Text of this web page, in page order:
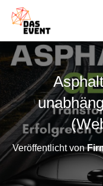
Veröffentlicht von